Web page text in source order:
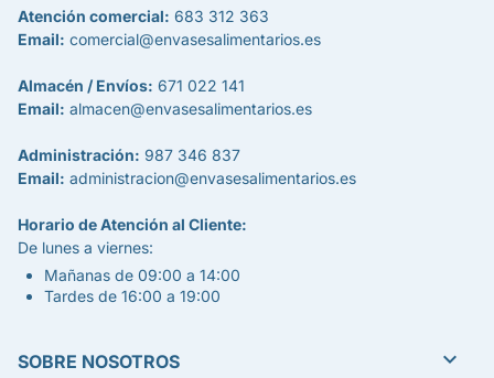
Atención comercial: 683 312 363
Email: comercial@envasesalimentarios.es
Almacén / Envíos: 671 022 141
Email: almacen@envasesalimentarios.es
Administración: 987 346 837
Email: administracion@envasesalimentarios.es
Horario de Atención al Cliente:
De lunes a viernes:
Mañanas de 09:00 a 14:00
Tardes de 16:00 a 19:00
SOBRE NOSOTROS 